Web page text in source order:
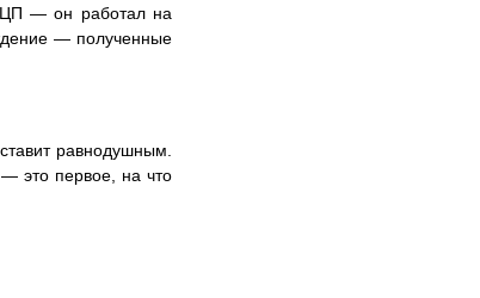
ЦП — он работал на
— полученные
равнодушным.
это первое, на что